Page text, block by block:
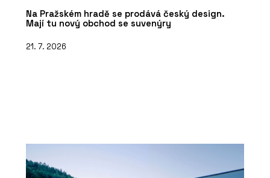
Na Pražském hradě se prodává český design.
Mají tu nový obchod se suvenýry
21. 7. 2026